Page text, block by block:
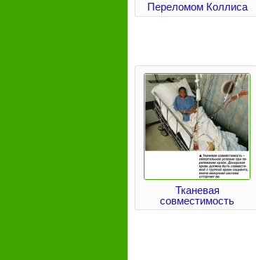
Переломом Коллиса
Тканевая
совместимость